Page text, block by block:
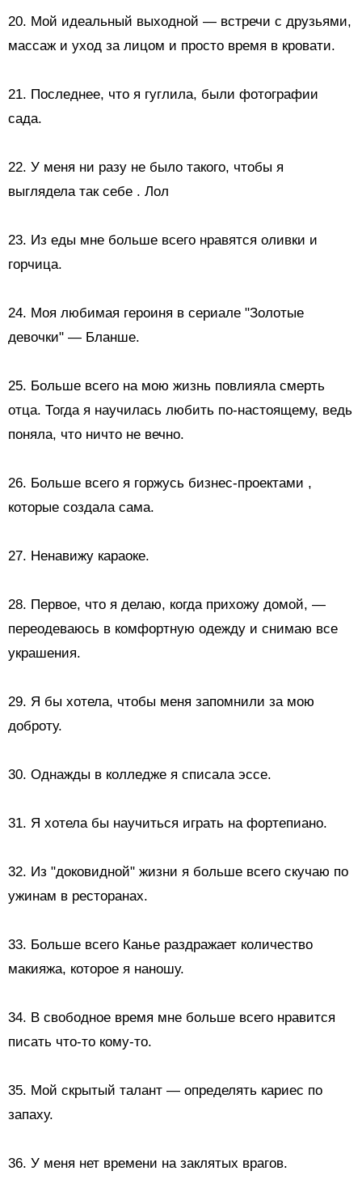
20. Мой идеальный выходной — встречи с друзьями,
массаж и уход за лицом и просто время в кровати.
21. Последнее, что я гуглила, были фотографии
сада.
22. У меня ни разу не было такого, чтобы я
выглядела так себе . Лол
23. Из еды мне больше всего нравятся оливки и
горчица.
24. Моя любимая героиня в сериале "Золотые
девочки" — Бланше.
25. Больше всего на мою жизнь повлияла смерть
отца. Тогда я научилась любить по-настоящему, ведь
поняла, что ничто не вечно.
26. Больше всего я горжусь бизнес-проектами ,
которые создала сама.
27. Ненавижу караоке.
28. Первое, что я делаю, когда прихожу домой, —
переодеваюсь в комфортную одежду и снимаю все
украшения.
29. Я бы хотела, чтобы меня запомнили за мою
доброту.
30. Однажды в колледже я списала эссе.
31. Я хотела бы научиться играть на фортепиано.
32. Из "доковидной" жизни я больше всего скучаю по
ужинам в ресторанах.
33. Больше всего Канье раздражает количество
макияжа, которое я наношу.
34. В свободное время мне больше всего нравится
писать что-то кому-то.
35. Мой скрытый талант — определять кариес по
запаху.
36. У меня нет времени на заклятых врагов.